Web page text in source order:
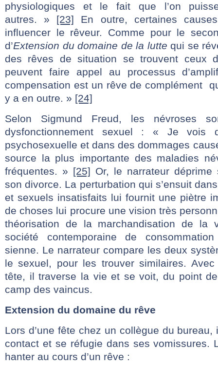
physiologiques et le fait que l’on
autres. » [23] En outre, certaines
influencer le rêveur. Comme pour le
d’Extension du domaine de la lutte qui se
des rêves de situation se trouvent ceux
peuvent faire appel au processus
compensation est un rêve de complément
y a en outre. » [24]
Selon Sigmund Freud, les névroses
dysfonctionnement sexuel : « Je vois
psychosexuelle et dans des dommages
source la plus importante des maladies
fréquentes. » [25] Or, le narrateur déprime
son divorce. La perturbation qui s’ensuit
et sexuels insatisfaits lui fournit une piètre
de choses lui procure une vision très
théorisation de la marchandisation de la
société contemporaine de
sienne. Le narrateur compare les deux
le sexuel, pour les trouver similaires.
tête, il traverse la vie et se voit, du point
camp des vaincus.
Extension du domaine du rêve
Lors d’une fête chez un collègue du
contact et se réfugie dans ses vomissures.
hanter au cours d’un rêve :